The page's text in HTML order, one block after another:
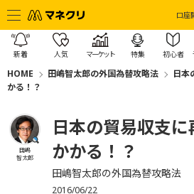
口座
新着 人気 マーケット 特集 初心者
HOME 田嶋智太郎の外国為替攻略法
日本
かる！？
田嶋
智太郎
日本の貿易収支
かかる！？
田嶋智太郎の外国為替攻略法
2016/06/22